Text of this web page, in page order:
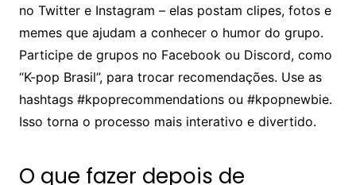
no Twitter e Instagram – elas postam clipes, fotos e
memes que ajudam a conhecer o humor do grupo.
Participe de grupos no Facebook ou Discord, como
“K-pop Brasil”, para trocar recomendações. Use as
hashtags #kpoprecommendations ou #kpopnewbie.
Isso torna o processo mais interativo e divertido.
O que fazer depois de